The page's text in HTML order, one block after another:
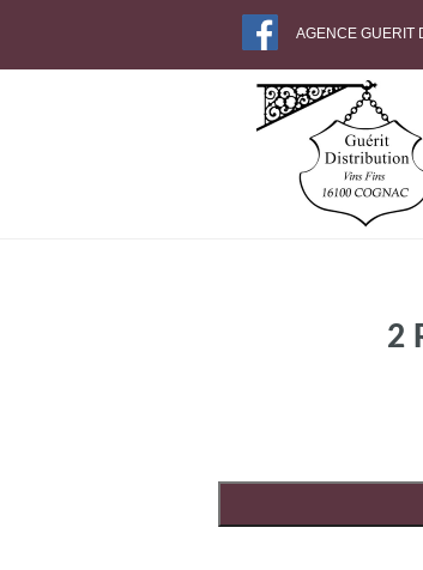
AGENCE GUERIT
2